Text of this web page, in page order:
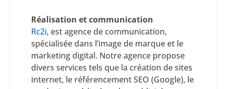
Réalisation et communication
Rc2i, est agence de communication,
spécialisée dans l’image de marque et le
marketing digital. Notre agence propose
divers services tels que la création de sites
internet, le référencement SEO (Google), le